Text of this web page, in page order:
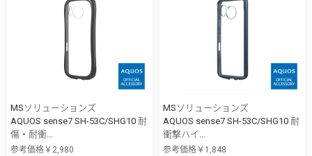
MSソリューションズ
AQUOS sense7 SH-53C/SHG10 耐
傷・耐衝...
参考価格￥2,980
MSソリューションズ
AQUOS sense7 SH-53C/SHG10 耐
衝撃ハイ...
参考価格￥1,848